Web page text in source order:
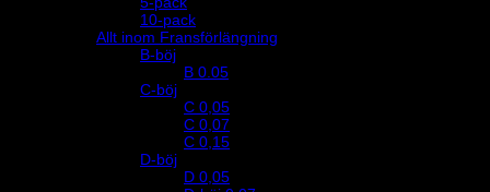
10-pack
Allt inom Fransförlängning
B-böj
B 0.05
C-böj
C 0,05
C 0,07
C 0,15
D-böj
D 0,05